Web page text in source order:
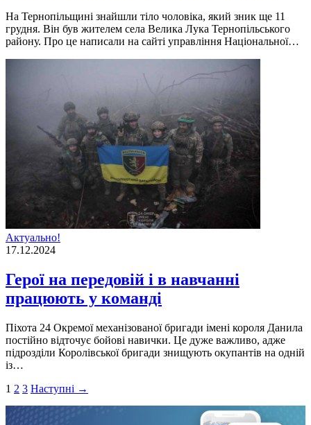
На Тернопільщині знайшли тіло чоловіка, який зник ще 11
грудня. Він був жителем села Велика Лука Тернопільського
району. Про це написали на сайті управління Національної…
Актуально!
17.12.2024
Герої на передовій і в навчанні
працюють у команді
Піхота 24 Окремої механізованої бригади імені короля Данила
постійно відточує бойові навички. Це дуже важливо, адже
підрозділи Королівської бригади знищують окупантів на одній
із…
Пагінація
записів
1 2 3 Наступні →